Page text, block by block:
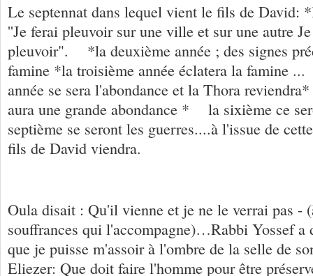
Le septennat dans lequel vient le fils de David:
''Je ferai pleuvoir sur une ville et sur une autre
pleuvoir". *la deuxième année ; des signes
famine *la troisième année éclatera la famine
année se sera l'abondance et la Thora
aura une grande abondance * la sixième ce
septième se seront les guerres....à l'issue de
fils de David viendra.
Oula disait : Qu'il vienne et je ne le verrai pas -
souffrances qui l'accompagne)…Rabbi Yossef
que je puisse m'assoir à l'ombre de la selle de
Eliezer: Que doit faire l'homme pour être